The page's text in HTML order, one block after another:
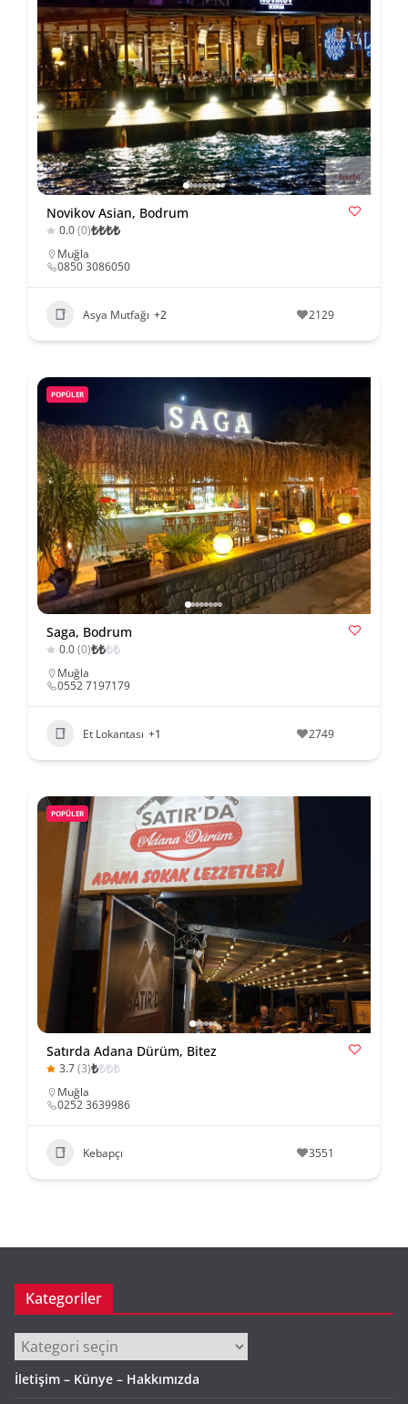
Novikov Asian, Bodrum
0.0(0)₺₺₺₺
Muğla
0850 3086050
Asya Mutfağı +2 2129
POPÜLER
Saga, Bodrum
0.0(0)₺₺₺₺
Muğla
0552 7197179
Et Lokantası +1 2749
POPÜLER
Satırda Adana Dürüm, Bitez
3.7(3)₺₺₺₺
Muğla
0252 3639986
Kebapçı 3551
Kategoriler
Kategoriler
İletişim – Künye – Hakkımızda